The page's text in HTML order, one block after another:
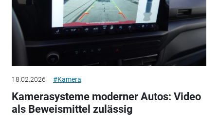
18.02.2026 #Kamera
Kamerasysteme moderner Autos: Video
als Beweismittel zulässig